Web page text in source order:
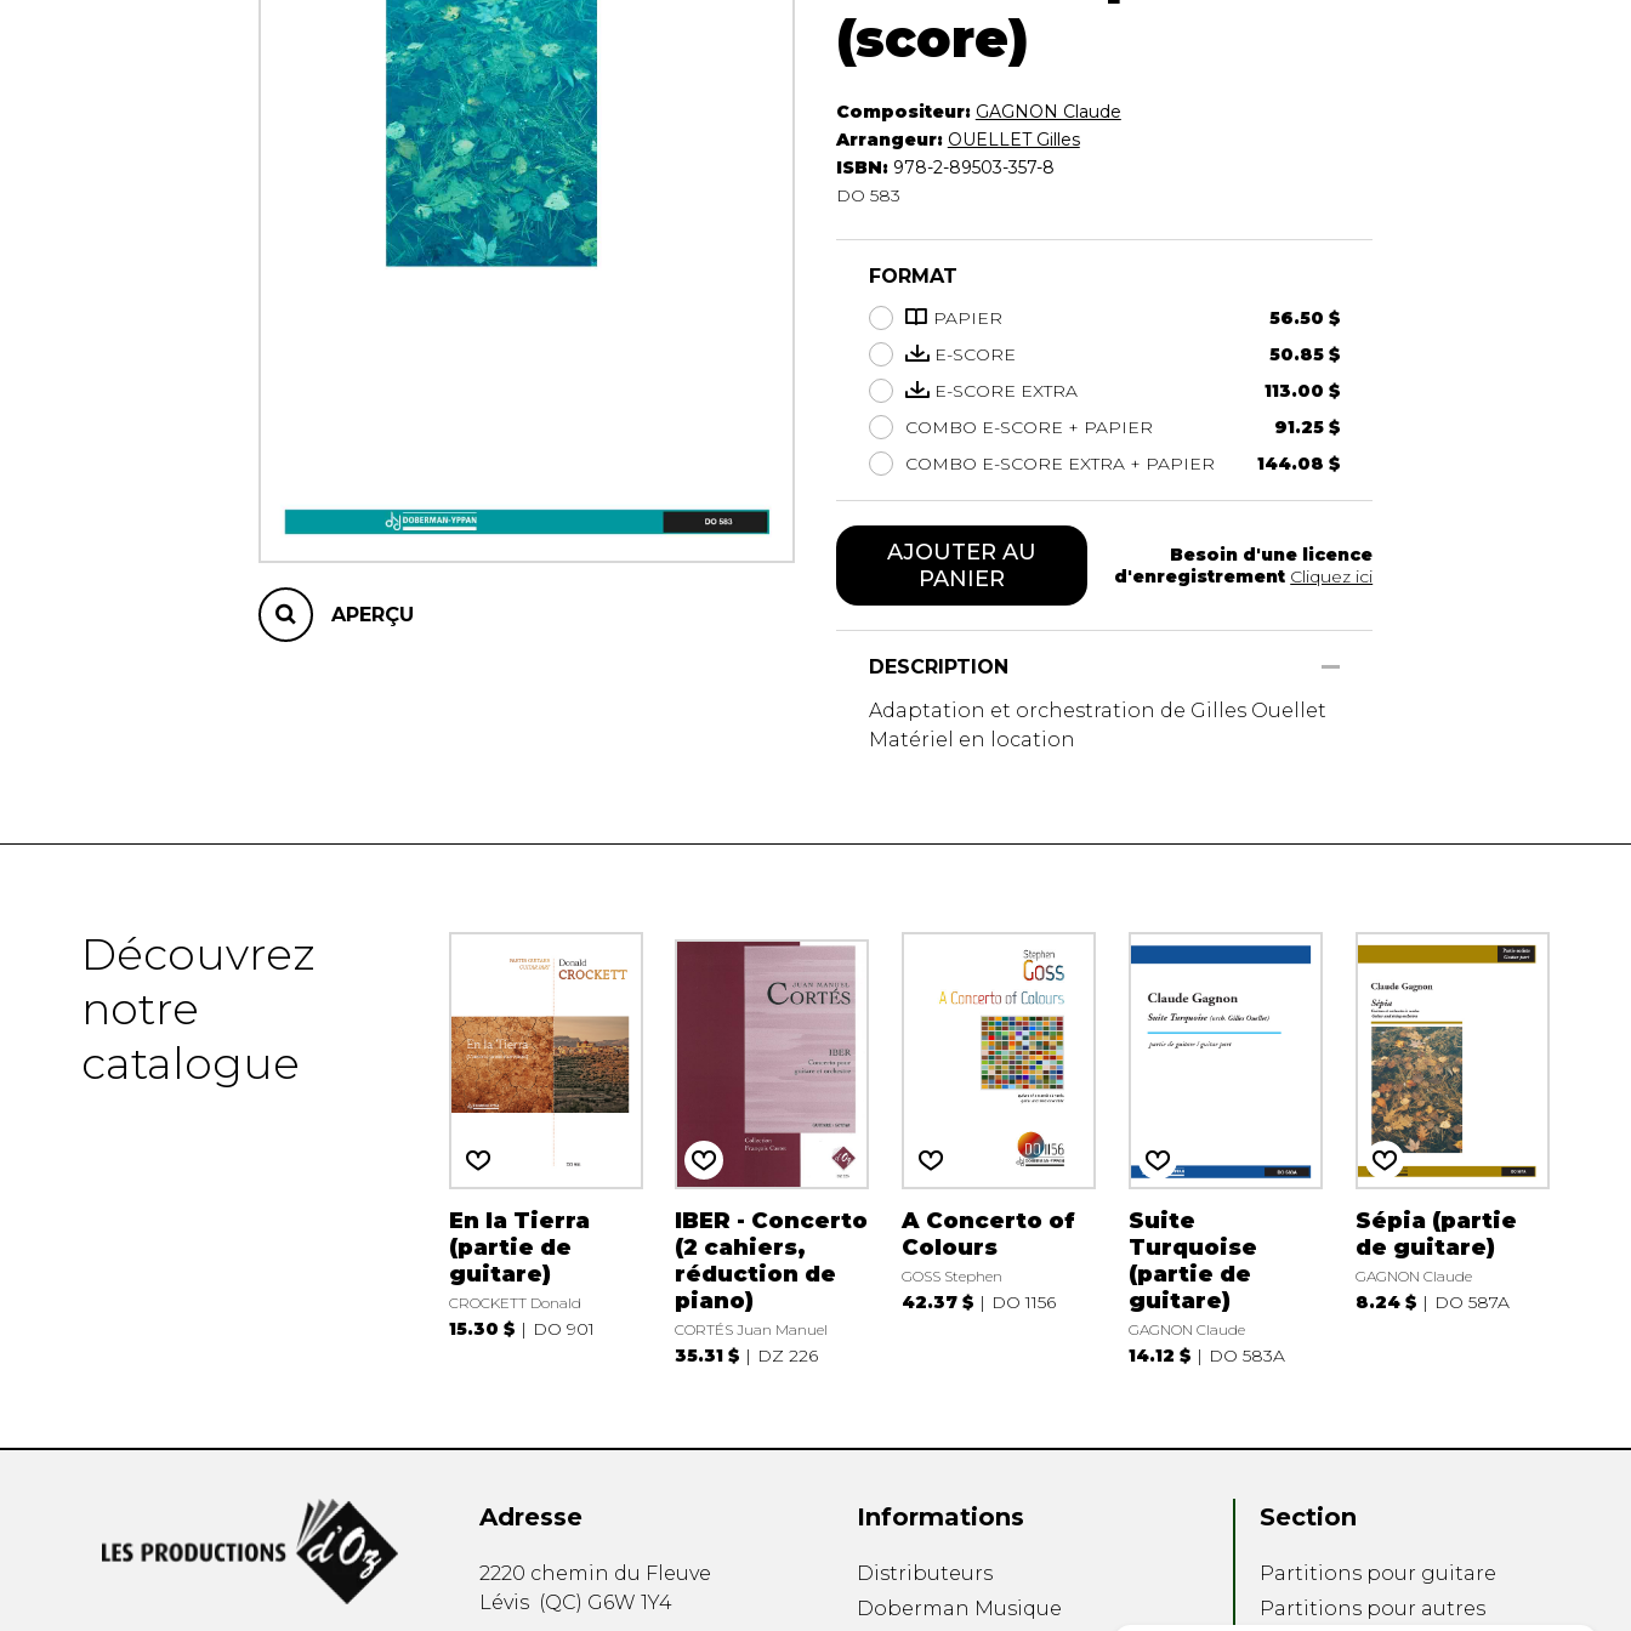
Luth
Orgue
Percussion
Piano
Saxophone
Tuba
Ukulélé
Violon
Violoncelle
Voix
APERÇU
(score)
Compositeur: GAGNON Claude
Arrangeur: OUELLET Gilles
ISBN: 978-2-89503-357-8
DO 583
FORMAT
PAPIER
56.50 $
E-SCORE
50.85 $
E-SCORE EXTRA
113.00 $
COMBO E-SCORE + PAPIER
91.25 $
COMBO E-SCORE EXTRA + PAPIER
144.08 $
AJOUTER AU
PANIER
Besoin d'une licence
d'enregistrement Cliquez ici
DESCRIPTION
Adaptation et orchestration de Gilles Ouellet
Matériel en location
Découvrez
notre
catalogue
En la Tierra
(partie de
guitare)
CROCKETT Donald
15.30 $ DO 901
IBER - Concerto
(2 cahiers,
réduction de
piano)
CORTÉS Juan Manuel
35.31 $ DZ 226
A Concerto of
Colours
GOSS Stephen
42.37 $ DO 1156
Suite
Turquoise
(partie de
guitare)
GAGNON Claude
14.12 $ DO 583A
Sépia (partie
de guitare)
GAGNON Claude
8.24 $ DO 587A
Adresse
2220 chemin du Fleuve
Lévis (QC) G6W 1Y4
Informations
Distributeurs
Doberman Musique
Section
Partitions pour guitare
Partitions pour autres